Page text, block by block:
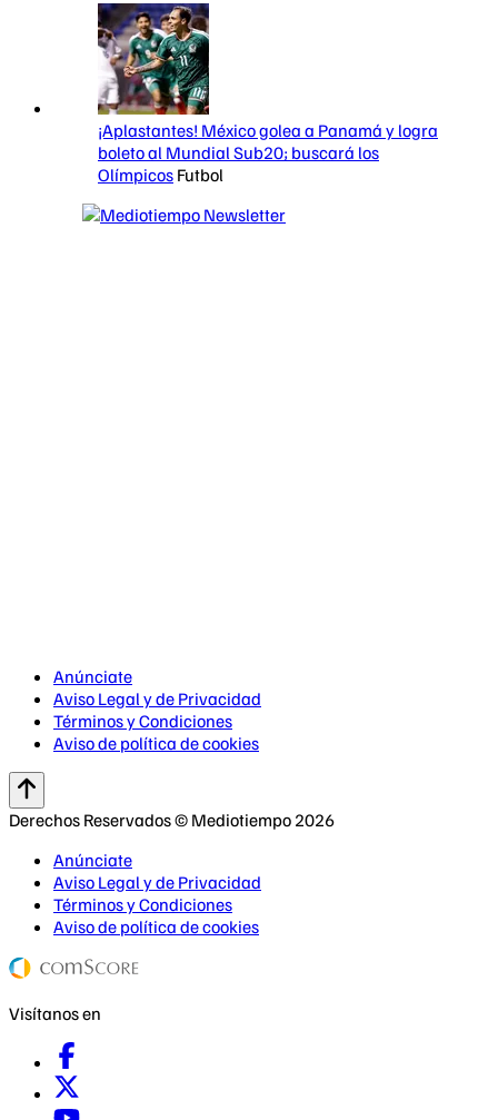
¡Aplastantes! México golea a Panamá y logra
boleto al Mundial Sub20; buscará los
Olímpicos Futbol
Anúnciate
Aviso Legal y de Privacidad
Términos y Condiciones
Aviso de política de cookies
Derechos Reservados © Mediotiempo 2026
Anúnciate
Aviso Legal y de Privacidad
Términos y Condiciones
Aviso de política de cookies
Visítanos en